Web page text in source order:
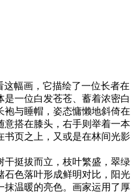
这幅画，它描绘了一位长者在
一位白发苍苍、蓄着浓密白
与睡帽，姿态慵懒地斜倚在
意搭在膝头，右手则举着一本
书页之上，又或是在林间光影
干挺拔而立，枝叶繁盛，翠绿
石色落叶形成鲜明对比，阳光
抹温暖的亮色。画家运用了厚